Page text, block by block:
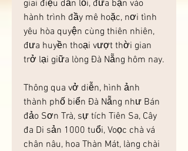
giai điệu dẫn lối, đưa bạn vào
hành trình đầy mê hoặc, nơi tình
yêu hòa quyện cùng thiên nhiên,
đưa huyền thoại vượt thời gian
trở lại giữa lòng Đà Nẵng hôm nay.
Thông qua vở diễn, hình ảnh
thành phố biển Đà Nẵng như Bán
đảo Sơn Trà, sự tích Tiên Sa, Cây
đa Di sản 1000 tuổi, Voọc chà vá
chân nâu, hoa Thàn Mát, làng chài